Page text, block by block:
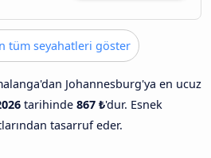
tüm seyahatleri göster
Johannesburg'ya en ucuz
tarihinde 867 ₺'dur. Esnek
tasarruf eder.